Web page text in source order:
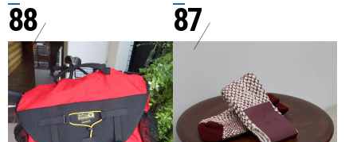
88 87